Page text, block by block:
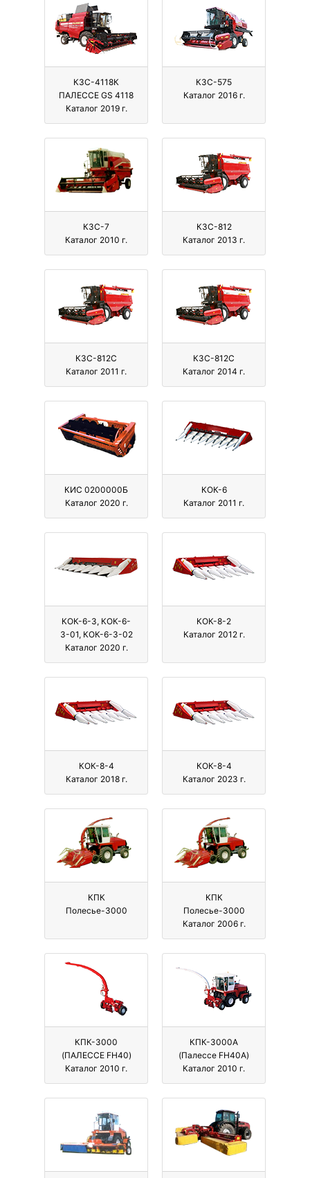
КЗС-4118К
ПАЛЕССЕ GS 4118
Каталог 2019 г.
КЗС-575
Каталог 2016 г.
КЗС-7
Каталог 2010 г.
КЗС-812
Каталог 2013 г.
КЗС-812С
Каталог 2011 г.
КЗС-812С
Каталог 2014 г.
КИС 0200000Б
Каталог 2020 г.
КОК-6
Каталог 2011 г.
КОК-6-3, КОК-6-
3-01, КОК-6-3-02
Каталог 2020 г.
КОК-8-2
Каталог 2012 г.
КОК-8-4
Каталог 2018 г.
КОК-8-4
Каталог 2023 г.
КПК
Полесье-3000
КПК
Полесье-3000
Каталог 2006 г.
КПК-3000
(ПАЛЕССЕ FH40)
Каталог 2010 г.
КПК-3000А
(Палессе FH40A)
Каталог 2010 г.